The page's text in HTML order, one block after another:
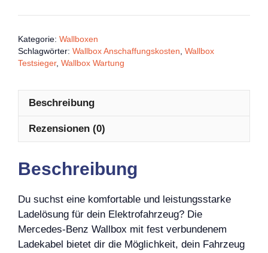
Kategorie: Wallboxen
Schlagwörter: Wallbox Anschaffungskosten Wallbox
Testsieger, Wallbox Wartung
Beschreibung
Rezensionen (0)
Beschreibung
Du suchst eine komfortable und leistungsstarke
Ladelösung für dein Elektrofahrzeug? Die
Mercedes-Benz Wallbox mit fest verbundenem
Ladekabel bietet dir die Möglichkeit, dein Fahrzeug